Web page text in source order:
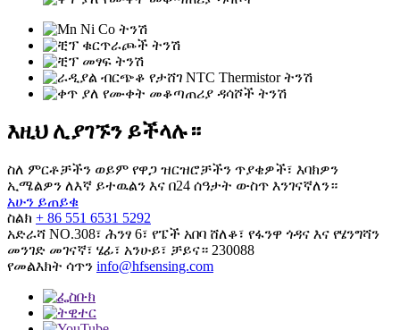
እዚህ ሊያገኙን ይችላሉ።
ስለ ምርቶቻችን ወይም የዋጋ ዝርዝሮቻችን ጥያቄዎች፣ እባክዎን
ኢሜልዎን ለእኛ ይተዉልን እና በ24 ሰዓታት ውስጥ እንገናኛለን።
አሁን ይጠይቁ
ስልክ + 86 551 6531 5292
አድራሻ NO.308፣ ሕንፃ 6፣ የፔች አበባ ሸለቆ፣ የፋንዋ ጎዳና እና የሄንግሻን
መንገድ መገናኛ፣ ሄፊ፣ አንሁይ፣ ቻይና። 230088
የመልእክት ሳጥን info@hfsensing.com